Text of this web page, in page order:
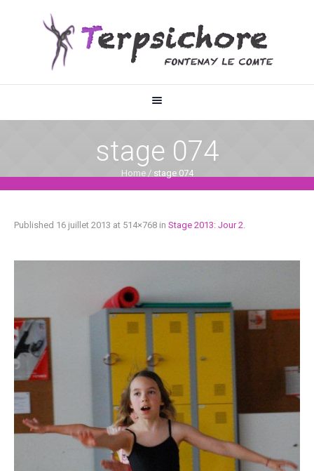
stage 074
Home / stage 074
Published 16 juillet 2013 at 514×768 in Stage 2013: Jour 2.